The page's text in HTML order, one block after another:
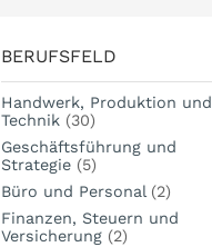
BERUFSFELD
Handwerk, Produktion und
Technik (30)
Geschäftsführung und
Strategie (5)
Büro und Personal (2)
Finanzen, Steuern und
Versicherung (2)